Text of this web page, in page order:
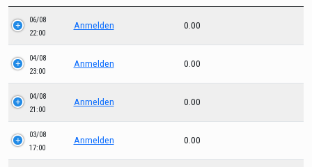
06/08
22:00
Anmelden 0.00
04/08
23:00
Anmelden 0.00
04/08
21:00
Anmelden 0.00
03/08
17:00
Anmelden 0.00